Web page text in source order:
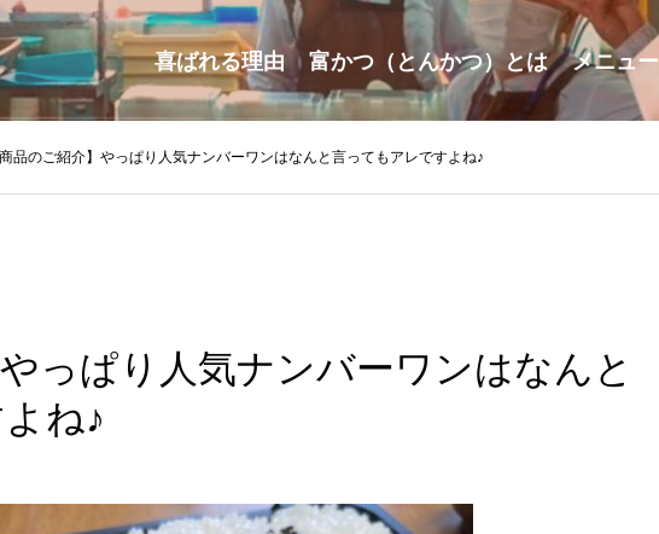
喜ばれる理由 富かつ（とんかつ）とは メニュー
商品のご紹介】やっぱり人気ナンバーワンはなんと言ってもアレですよね♪
っぱり人気ナンバーワンはなんと
ね♪